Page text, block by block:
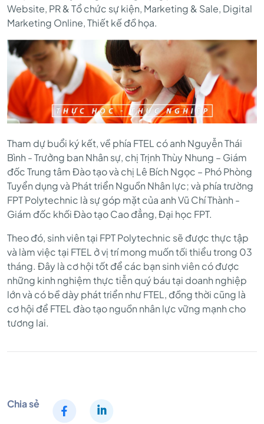
GIỮA
FPT
TELECOM
VÀ
TRƯỜNG
CAO
ĐẲNG
THỰC
HÀNH
FPT
Website, PR & Tổ chức sự kiện, Marketing & Sale, Digital
Marketing Online, Thiết kế đồ họa.
Tham dự buổi ký kết, về phía FTEL có anh Nguyễn Thái
Bình - Trưởng ban Nhân sự, chị Trịnh Thùy Nhung – Giám
đốc Trung tâm Đào tạo và chị Lê Bích Ngọc – Phó Phòng
Tuyển dụng và Phát triển Nguồn Nhân lực; và phía trường
FPT Polytechnic là sự góp mặt của anh Vũ Chí Thành -
Giám đốc khối Đào tạo Cao đẳng, Đại học FPT.
Theo đó, sinh viên tại FPT Polytechnic sẽ được thực tập
và làm việc tại FTEL ở vị trí mong muốn tối thiểu trong 03
tháng. Đây là cơ hội tốt để các bạn sinh viên có được
những kinh nghiệm thực tiễn quý báu tại doanh nghiệp
lớn và có bề dày phát triển như FTEL, đồng thời cũng là
cơ hội để FTEL đào tạo nguồn nhân lực vững mạnh cho
tương lai.
Chia sẻ